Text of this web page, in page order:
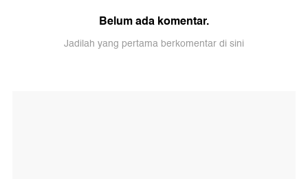
Belum ada komentar.
Jadilah yang pertama berkomentar di sini